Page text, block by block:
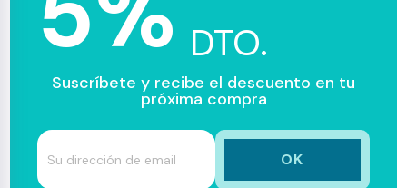
DTO.
Suscríbete y recibe el descuento en tu
próxima compra